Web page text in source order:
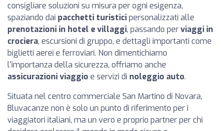
consigliare soluzioni su misura per ogni esigenza,
spaziando dai pacchetti turisticipersonalizzati alle
prenotazioni in hotel e villaggi, passando perviaggi in
crociera, escursioni di gruppo, e dettagli importanti come
biglietti aerei e ferroviari. Non dimentichiamo
l'importanza della sicurezza, offriamo anche
assicurazioni viaggio e servizi di noleggio auto.
Situata nel centro commerciale San Martino di Novara,
Bluvacanze non è solo un punto di riferimento per i
viaggiatori italiani, ma un vero e proprio partner per chi